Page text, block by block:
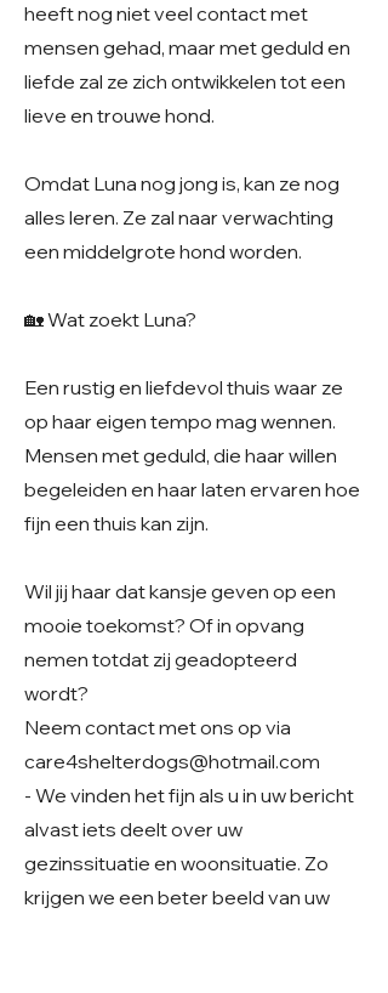
heeft nog niet veel contact met
mensen gehad, maar met geduld en
liefde zal ze zich ontwikkelen tot een
lieve en trouwe hond.
Omdat Luna nog jong is, kan ze nog
alles leren. Ze zal naar verwachting
een middelgrote hond worden.
🏡 Wat zoekt Luna?
Een rustig en liefdevol thuis waar ze
op haar eigen tempo mag wennen.
Mensen met geduld, die haar willen
begeleiden en haar laten ervaren hoe
fijn een thuis kan zijn.
Wil jij haar dat kansje geven op een
mooie toekomst? Of in opvang
nemen totdat zij geadopteerd
wordt?
Neem contact met ons op via
care4shelterdogs@hotmail.com
- We vinden het fijn als u in uw bericht
alvast iets deelt over uw
gezinssituatie en woonsituatie. Zo
krijgen we een beter beeld van uw